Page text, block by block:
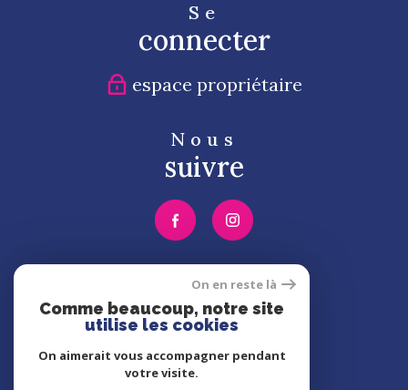
Se
connecter
espace propriétaire
Nous
suivre
Nous
adhérons
On en reste là
Comme beaucoup, notre site
utilise les cookies
On aimerait vous accompagner pendant
votre visite.